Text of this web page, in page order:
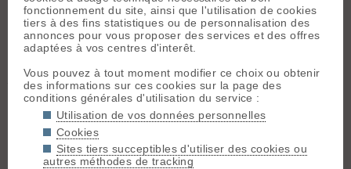
- Alpes Maritimes
Italiennes
Sommet :Claï
Dénivelé : 1300 m.
Difficulté de
montée :
Difficulté ski :
Pente :petit
45°/850m
06... 850m de D- !!!
Départ :Pont de la Liberté
(aussi appelé le Pont Haut)(1350
jusqu'à St Etienne de Tinée.
Continuer en direction du col de la
Bonette et remonter la route au plus
possible jusqu'à l'embranchement
vers Saint Dalmas. En hiver la route
est souvent bloquée juste après le
pont de la Liberté.
fonctionnement du site, ainsi que l'utilisation de cookies
tiers à des fins statistiques ou de personnalisation des
annonces pour vous proposer des services et des offres
adaptées à vos centres d'interêt.
Vous pouvez à tout moment modifier ce choix ou obtenir
des informations sur ces cookies sur la page des
conditions générales d'utilisation du service :
Utilisation de vos données personnelles
Cookies
Sites tiers succeptibles d'utiliser des cookies ou
autres méthodes de tracking